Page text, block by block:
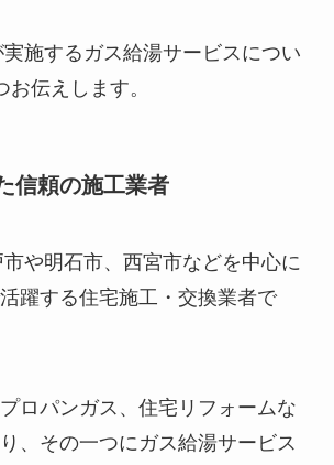
施するガス給湯サービスについ
伝えします。
信頼の施工業者
や明石市、西宮市などを中心に
躍する住宅施工・交換業者で
ロパンガス、住宅リフォームな
、その一つにガス給湯サービス